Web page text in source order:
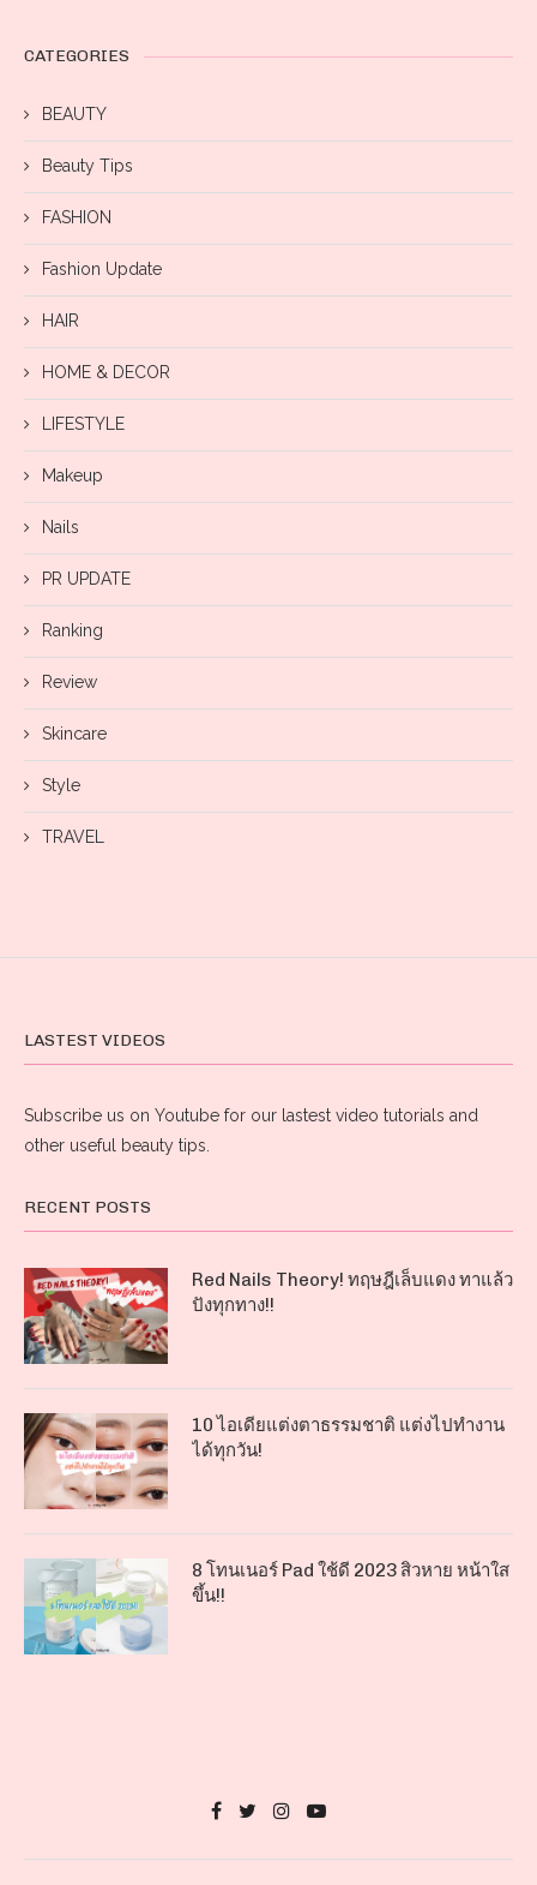
CATEGORIES
BEAUTY
Beauty Tips
FASHION
Fashion Update
HAIR
HOME & DECOR
LIFESTYLE
Makeup
Nails
PR UPDATE
Ranking
Review
Skincare
Style
TRAVEL
LASTEST VIDEOS
Subscribe us on Youtube for our lastest video tutorials and
other useful beauty tips.
RECENT POSTS
Red Nails Theory! ทฤษฎีเล็บแดง ทาแล้ว
ปังทุกทาง!!
10 ไอเดียแต่งตาธรรมชาติ แต่งไปทำงาน
ได้ทุกวัน!
8 โทนเนอร์ Pad ใช้ดี 2023 สิวหาย หน้าใส
ขึ้น!!